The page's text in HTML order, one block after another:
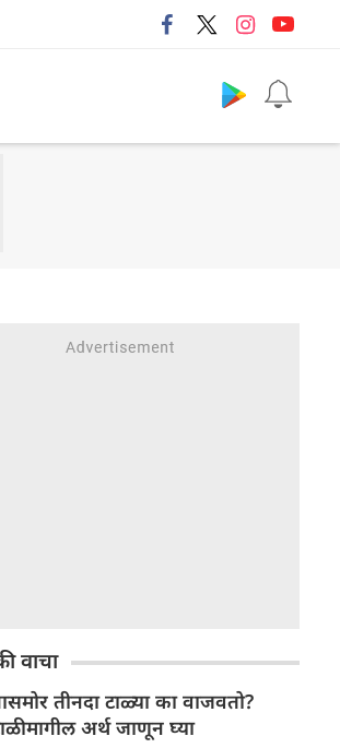
वाचा
तीनदा टाळ्या का वाजवतो?
अर्थ जाणून घ्या